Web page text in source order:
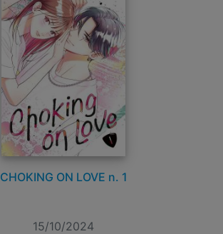
CHOKING ON LOVE n. 1
15/10/2024